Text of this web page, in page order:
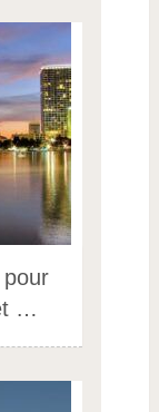
…